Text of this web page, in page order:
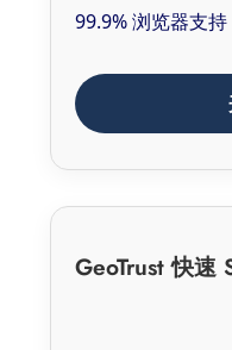
99.9% 浏览器支持
GeoTrust 快速